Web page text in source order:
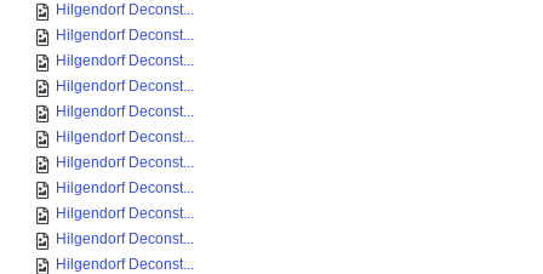
Hilgendorf Deconst...
Hilgendorf Deconst...
Hilgendorf Deconst...
Hilgendorf Deconst...
Hilgendorf Deconst...
Hilgendorf Deconst...
Hilgendorf Deconst...
Hilgendorf Deconst...
Hilgendorf Deconst...
Hilgendorf Deconst...
Hilgendorf Deconst...